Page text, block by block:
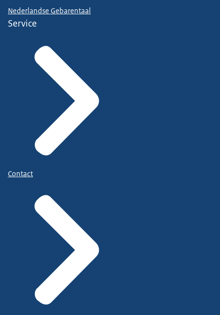
Nederlandse Gebarentaal
Service
Contact